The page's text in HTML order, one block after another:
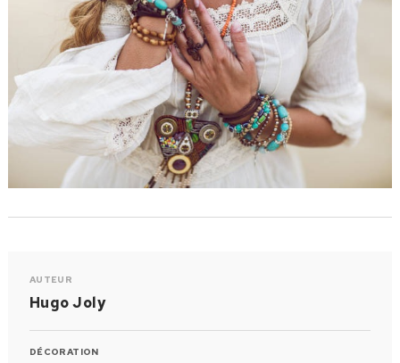
AUTEUR
Hugo Joly
DÉCORATION